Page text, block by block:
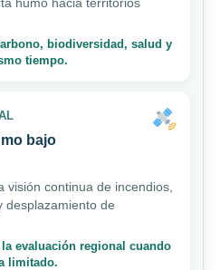
biodiversidad, salud y
tiempo.
bajo
visión continua de incendios,
desplazamiento de
evaluación regional cuando
limitado.